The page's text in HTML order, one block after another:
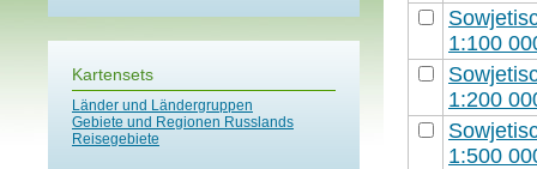
Kartensets
Länder und Ländergruppen
Gebiete und Regionen Russlands
Reisegebiete
1:100
1:200
1:500